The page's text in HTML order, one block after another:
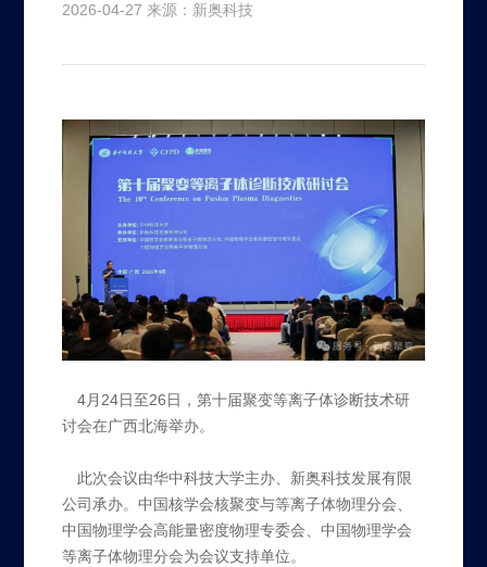
2026-04-27 来源：新奥科技
4月24日至26日，第十届聚变等离子体诊断技术研
讨会在广西北海举办。
此次会议由华中科技大学主办、新奥科技发展有限
公司承办。中国核学会核聚变与等离子体物理分会、
中国物理学会高能量密度物理专委会、中国物理学会
等离子体物理分会为会议支持单位。